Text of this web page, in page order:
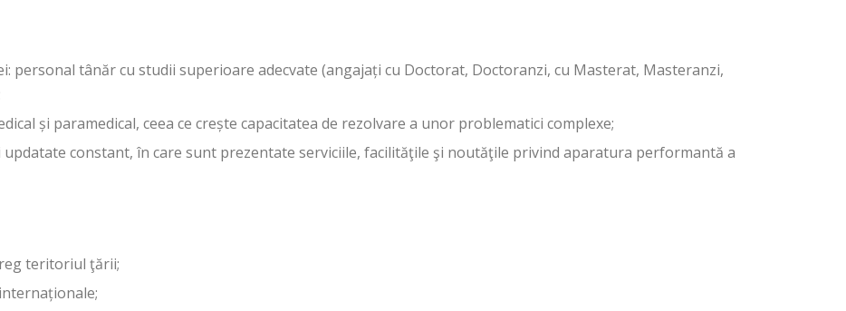
personal tânăr cu studii superioare adecvate (angajați cu Doctorat, Doctoranzi, cu Masterat, Masteranzi,
și paramedical, ceea ce crește capacitatea de rezolvare a unor problematici complexe;
constant, în care sunt prezentate serviciile, facilităţile şi noutăţile privind aparatura performantă a
teritoriul ţării;